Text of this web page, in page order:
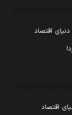
دنیای اقتصاد
اقتصاد